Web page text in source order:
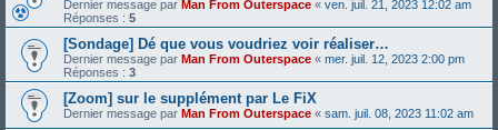
Dernier message par Man From Outerspace « ven. juil. 21, 2023 12:02 am
Réponses : 5
[Sondage] Dé que vous voudriez voir réaliser…
Dernier message par Man From Outerspace « mer. juil. 12, 2023 2:00 pm
Réponses : 3
[Zoom] sur le supplément par Le FiX
Dernier message par Man From Outerspace « sam. juil. 08, 2023 11:02 am